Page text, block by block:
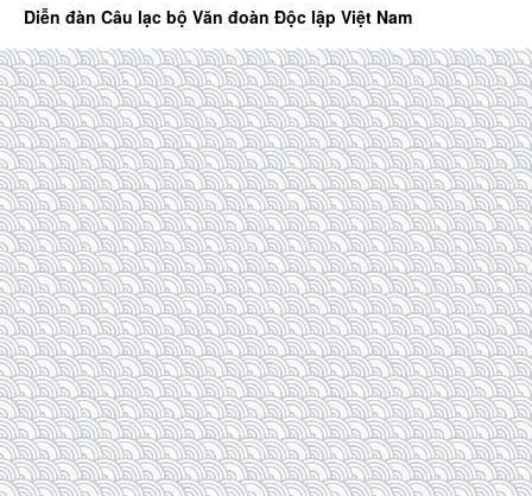
Diễn đàn Câu lạc bộ Văn đoàn Độc lập Việt Nam